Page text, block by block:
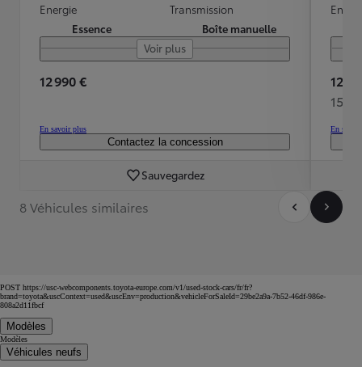
Energie
Essence
Transmission
Boîte manuelle
Voir plus
12 990 €
En savoir plus
Contactez la concession
Sauvegardez
12
155
En
8 Véhicules similaires
POST https://usc-webcomponents.toyota-europe.com/v1/used-stock-cars/fr/fr?
brand=toyota&uscContext=used&uscEnv=production&vehicleForSaleId=29be2a9a-7b52-46df-986e-
808a2d11fbcf
Modèles
Modèles
Véhicules neufs